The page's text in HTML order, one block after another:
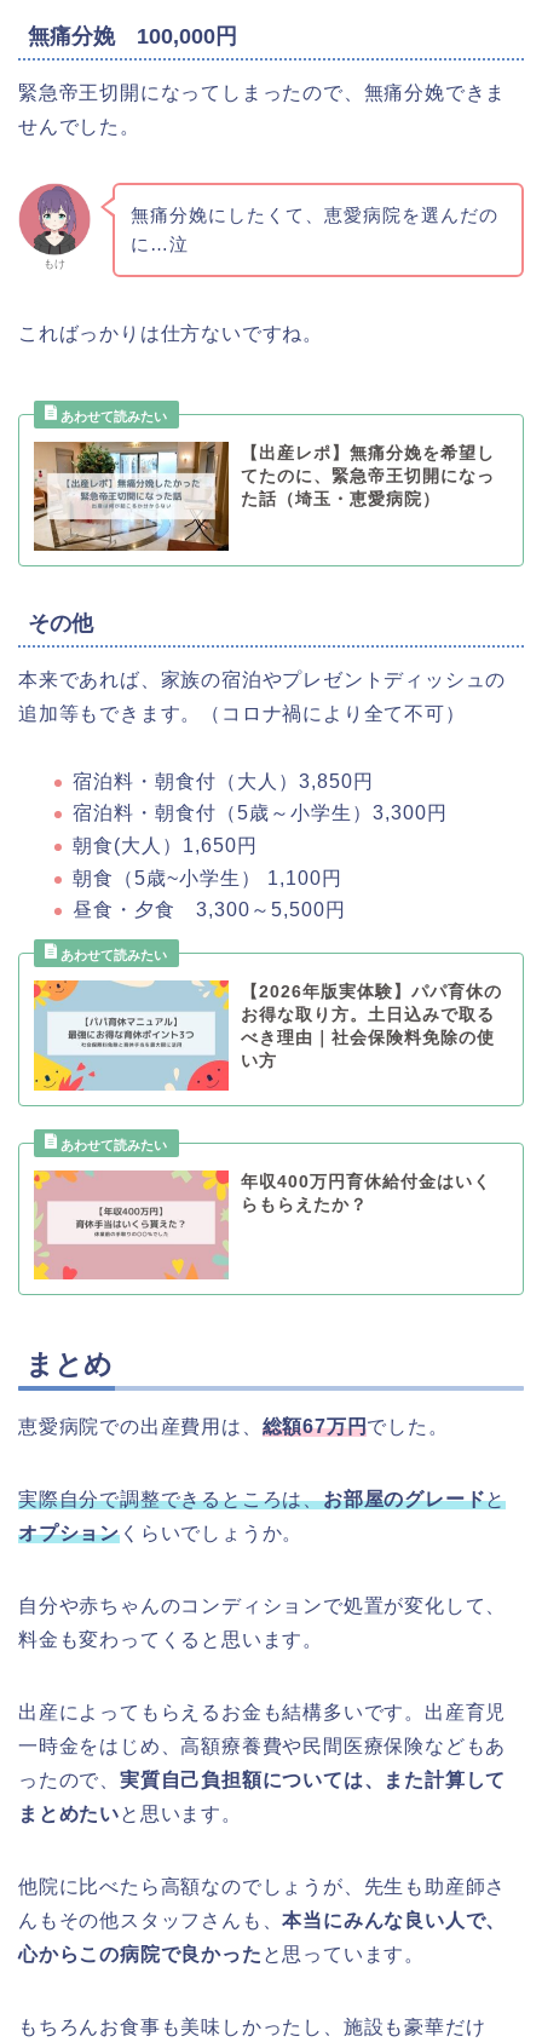
無痛分娩 100,000円
緊急帝王切開になってしまったので、無痛分娩できま
せんでした。
もけ
無痛分娩にしたくて、恵愛病院を選んだの
に…泣
こればっかりは仕方ないですね。
【出産レポ】無痛分娩を希望し
てたのに、緊急帝王切開になっ
た話（埼玉・恵愛病院）
その他
本来であれば、家族の宿泊やプレゼントディッシュの
追加等もできます。（コロナ禍により全て不可）
宿泊料・朝食付（大人）3,850円
宿泊料・朝食付（5歳～小学生）3,300円
朝食(大人）1,650円
朝食（5歳~小学生） 1,100円
昼食・夕食 3,300～5,500円
【2026年版実体験】パパ育休の
お得な取り方。土日込みで取る
べき理由｜社会保険料免除の使
い方
年収400万円育休給付金はいく
らもらえたか？
まとめ
恵愛病院での出産費用は、 総額67万円でした。
実際自分で調整できるところは、お部屋のグレードと
オプション くらいでしょうか。
自分や赤ちゃんのコンディションで処置が変化して、
料金も変わってくると思います。
出産によってもらえるお金も結構多いです。出産育児
一時金をはじめ、高額療養費や民間医療保険などもあ
ったので、 実質自己負担額については、また計算して
まとめたいと思います。
他院に比べたら高額なのでしょうが、先生も助産師さ
んもその他スタッフさんも、本当にみんな良い人で、
心からこの病院で良かった と思っています。
もちろんお食事も美味しかったし、施設も豪華だけ